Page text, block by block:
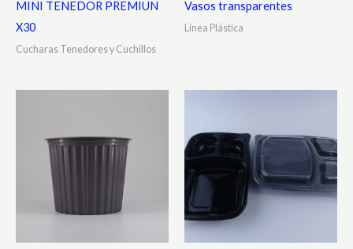
MINI TENEDOR PREMIUN
X30
Cucharas Tenedores y Cuchillos
Vasos transparentes
Línea Plástica